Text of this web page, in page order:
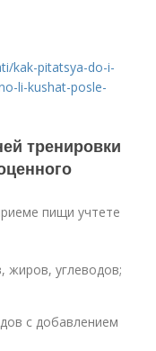
kak-pitatsya-do-i-
li-kushat-posle-
тренировки
пищи учтете
жиров, углеводов;
с добавлением